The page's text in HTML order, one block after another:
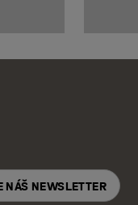
NÁŠ NEWSLETTER